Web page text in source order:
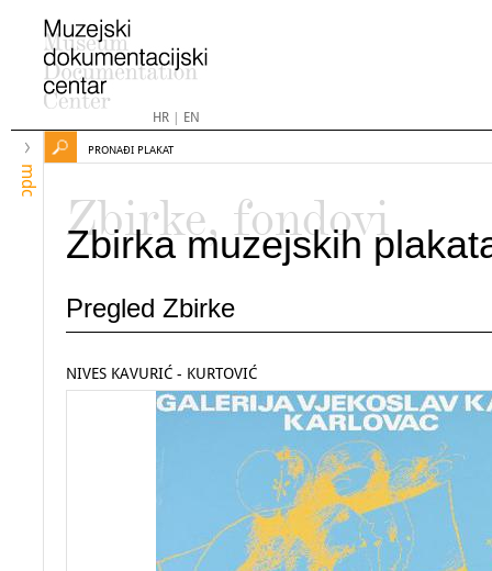
HR| EN
mdc
PRONAĐI PLAKAT
Zbirke, fondovi
Zbirka muzejskih
Pregled Zbirke
NIVES KAVURIĆ - KURTOVIĆ